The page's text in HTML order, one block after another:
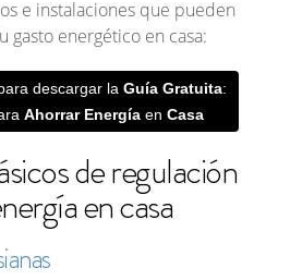
e instalaciones que pueden
gasto energético en casa:
descargar la Guía Gratuita:
Ahorrar Energíaen Casa
de regulación
en casa